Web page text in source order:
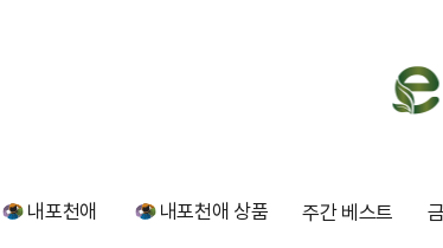
내포천애 내포천애 상품 주간 베스트